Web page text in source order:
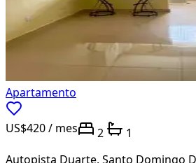
Apartamento
US$420/ mes 2
1
Autopista Duarte, Santo Domingo